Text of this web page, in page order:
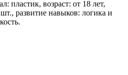
пластик, возраст: от 18 лет,
развитие навыков: логика и